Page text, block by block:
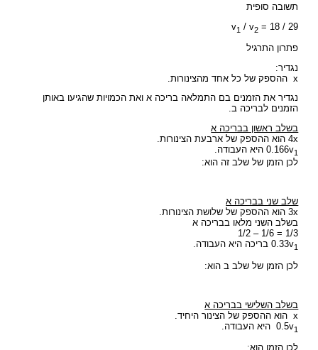
תשובה סופית
v1 / v2 = 18 / 29
פתרון התרגיל
נגדיר:
x ההספק של כל אחד מהצינורות.
נגדיר את הזמנים בם התמלאה בריכה א ואת הכמויות שהגיעו באותן
הזמנים לבריכה ב.
בשלב ראשון בבריכה א
4x הוא ההספק של ארבעת הצינורות.
0.166v1
היא העבודה.
לכן הזמן של שלב זה הוא:
שלב שני בבריכה א
3x הוא ההספק של שלושת הצינורות.
בשלב השני מלאו בבריכה א
1/3 = 1/6 – 1/2
0.33v1 בריכה היא העבודה.
לכן הזמן של שלב ב הוא:
בשלב השלישי בבריכה א
x הוא ההספק של הצינור היחיד.
0.5v1 היא העבודה.
לכן הזמן הוא: